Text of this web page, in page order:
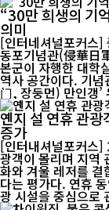
“30만 희생의 기
의미
[인터네셔널포커스]
동포기념관(侵華日
본군이 자행한 대학
역사 공간이다. 기
门, 장둥먼) 만인갱
옌지 설 연휴 관
증가
[인터내셔널포커스]
광객이 몰리며 지역
화와 겨울 레저를
다는 평가다. 연휴 동안 옌지시는 조선족 민속 체험과 공연, 겨울 관
광 시설을 중심으로